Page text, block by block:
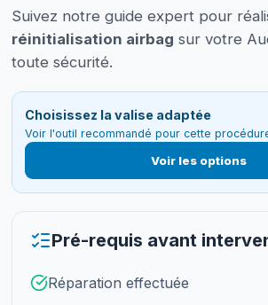
Suivez notre guide expert pour
réinitialisation airbag sur votre
toute sécurité.
Choisissez la valise adaptée
Voir l'outil recommandé pour cette
Voir les options
Pré-requis avant
Réparation effectuée